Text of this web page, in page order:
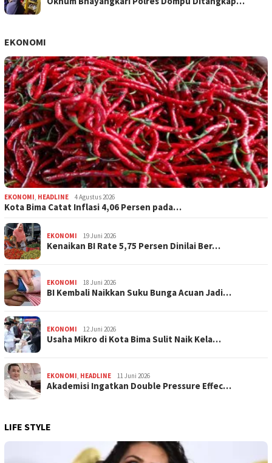
EKONOMI
EKONOMI, HEADLINE 4 Agustus 2026
Kota Bima Catat Inflasi 4,06 Persen pada…
EKONOMI 19 Juni 2026
Kenaikan BI Rate 5,75 Persen Dinilai Ber…
EKONOMI 18 Juni 2026
BI Kembali Naikkan Suku Bunga Acuan Jadi…
EKONOMI 12 Juni 2026
Usaha Mikro di Kota Bima Sulit Naik Kela…
EKONOMI, HEADLINE 11 Juni 2026
Akademisi Ingatkan Double Pressure Effec…
LIFE STYLE